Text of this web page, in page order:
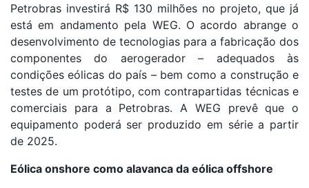
Petrobras investirá R$ 130 milhões no projeto, que já
está em andamento pela WEG. O acordo abrange o
desenvolvimento de tecnologias para a fabricação dos
componentes do aerogerador – adequados às
condições eólicas do país – bem como a construção e
testes de um protótipo, com contrapartidas técnicas e
comerciais para a Petrobras. A WEG prevê que o
equipamento poderá ser produzido em série a partir
de 2025.
Eólica onshore como alavanca da eólica offshore